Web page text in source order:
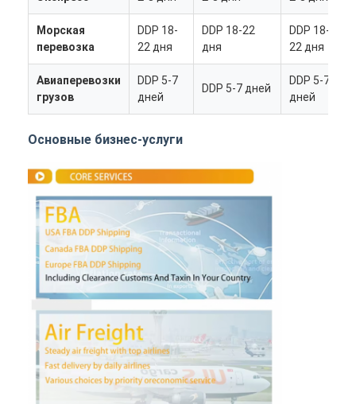
Главная страница
Продукция
О Компании
Наша фабрика
контроль качества
контактные данные
Новости
Все случаи
Морская
перевозка
DDP 18-
22 дня
DDP 18-22
дня
DDP 18-
22 дня
Авиаперевозки
грузов
DDP 5-7
дней
DDP 5-7 дней
DDP 5-7
дней
Основные бизнес-услуги